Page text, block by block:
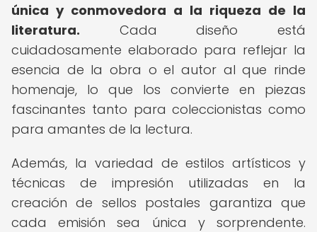
única y conmovedora a la riqueza de la
literatura. Cada diseño está
cuidadosamente elaborado para reflejar la
esencia de la obra o el autor al que rinde
homenaje, lo que los convierte en piezas
fascinantes tanto para coleccionistas como
para amantes de la lectura.
Además, la variedad de estilos artísticos y
técnicas de impresión utilizadas en la
creación de sellos postales garantiza que
cada emisión sea única y sorprendente.